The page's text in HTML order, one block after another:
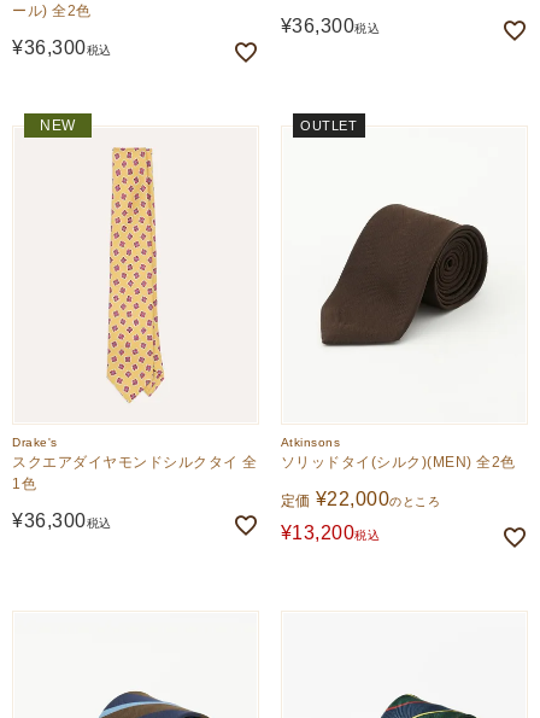
ール) 全2色
¥36,300税込
¥36,300税込
NEW
Drake's
スクエアダイヤモンドシルクタイ 全
1色
¥36,300税込
OUTLET
Atkinsons
ソリッドタイ(シルク)(MEN) 全2色
定価 ¥22,000のところ
¥13,200税込